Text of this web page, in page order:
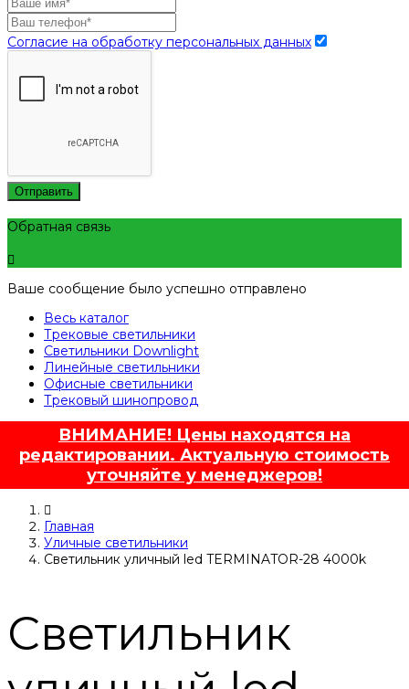
Согласие на обработку персональных данных
Отправить
Обратная связь
Ваше сообщение было успешно отправлено
Весь каталог
Трековые светильники
Светильники Downlight
Линейные светильники
Офисные светильники
Трековый шинопровод
ВНИМАНИЕ! Цены находятся на
редактировании. Актуальную стоимость
уточняйте у менеджеров!
Главная
Уличные светильники
Светильник уличный led TERMINATOR-28 4000k
Светильник